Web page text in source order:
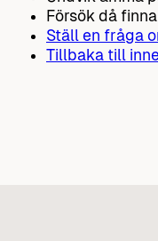
Försök då
Ställ en fråga
Tillbaka till